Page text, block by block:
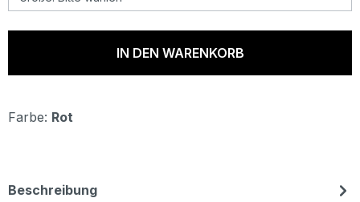
IN DEN WARENKORB
Farbe: Rot
Beschreibung